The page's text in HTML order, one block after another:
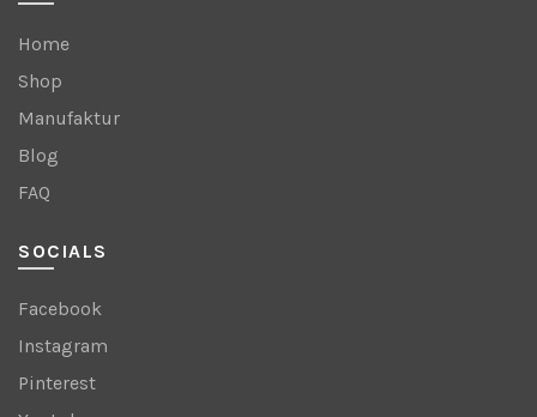
Home
Shop
Manufaktur
Blog
FAQ
SOCIALS
Facebook
Instagram
Pinterest